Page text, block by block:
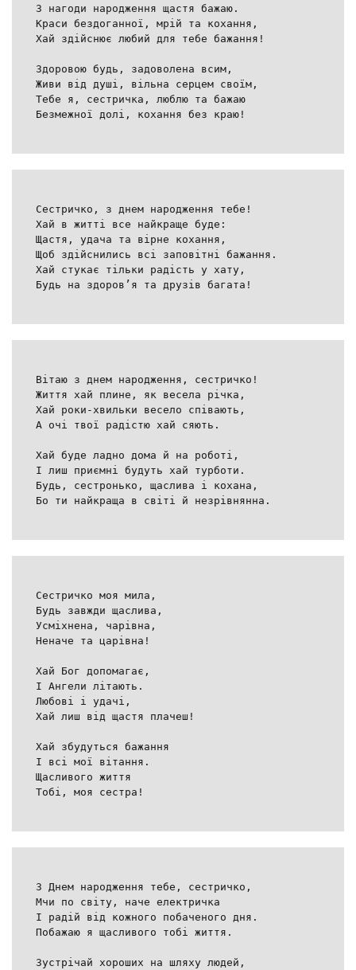
З нагоди народження щастя бажаю.
Краси бездоганної, мрій та кохання,
Хай здійснює любий для тебе бажання!
Здоровою будь, задоволена всим,
Живи від душі, вільна серцем своїм,
Тебе я, сестричка, люблю та бажаю
Безмежної долі, кохання без краю!
Сестричко, з днем народження тебе!
Хай в житті все найкраще буде:
Щастя, удача та вірне кохання,
Щоб здійснились всі заповітні бажання.
Хай стукає тільки радість у хату,
Будь на здоров’я та друзів багата!
Вітаю з днем народження, сестричко!
Життя хай плине, як весела річка,
Хай роки-хвильки весело співають,
А очі твої радістю хай сяють.
Хай буде ладно дома й на роботі,
І лиш приємні будуть хай турботи.
Будь, сестронько, щаслива і кохана,
Бо ти найкраща в світі й незрівнянна.
Сестричко моя мила,
Будь завжди щаслива,
Усміхнена, чарівна,
Неначе та царівна!
Хай Бог допомагає,
І Ангели літають.
Любові і удачі,
Хай лиш від щастя плачеш!
Хай збудуться бажання
І всі мої вітання.
Щасливого життя
Тобі, моя сестра!
З Днем народження тебе, сестричко,
Мчи по світу, наче електричка
І радій від кожного побаченого дня.
Побажаю я щасливого тобі життя.
Зустрічай хороших на шляху людей,